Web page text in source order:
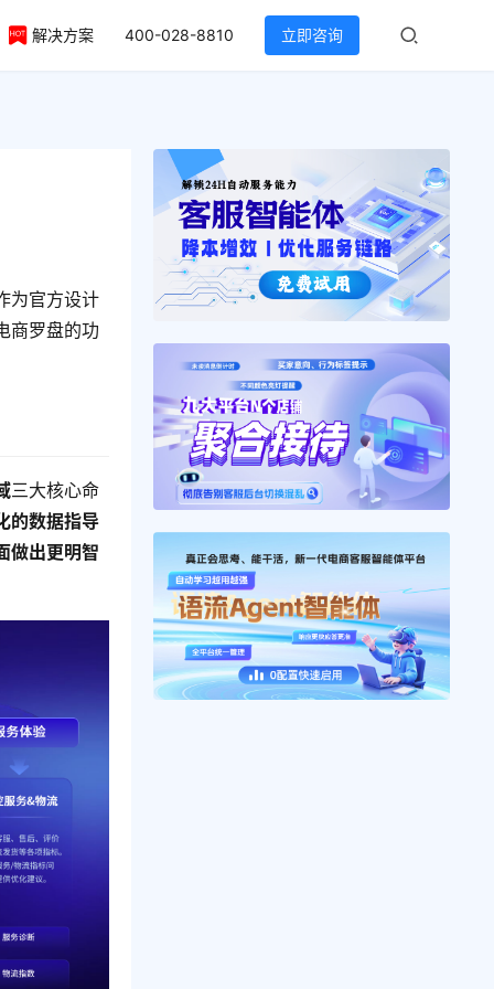
解决方案 400-028-8810 立即咨询
为官方设计
商罗盘的功
三大核心命
的数据指导
做出更明智